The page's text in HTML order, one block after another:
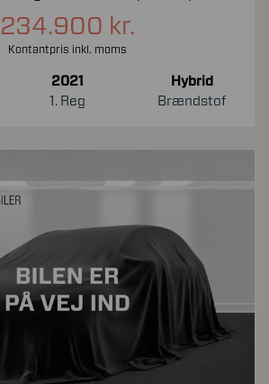
234.900 kr.
Kontantpris inkl. moms
2021
1. Reg
Hybrid
Brændstof